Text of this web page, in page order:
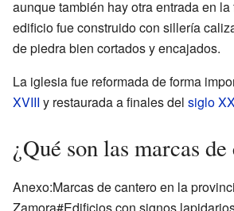
aunque también hay otra entrada en la
edificio fue construido con sillería
de piedra bien cortados y encajados.
La iglesia fue reformada de forma
XVIII y restaurada a finales del siglo
¿Qué son las marcas
Anexo:Marcas de cantero en la